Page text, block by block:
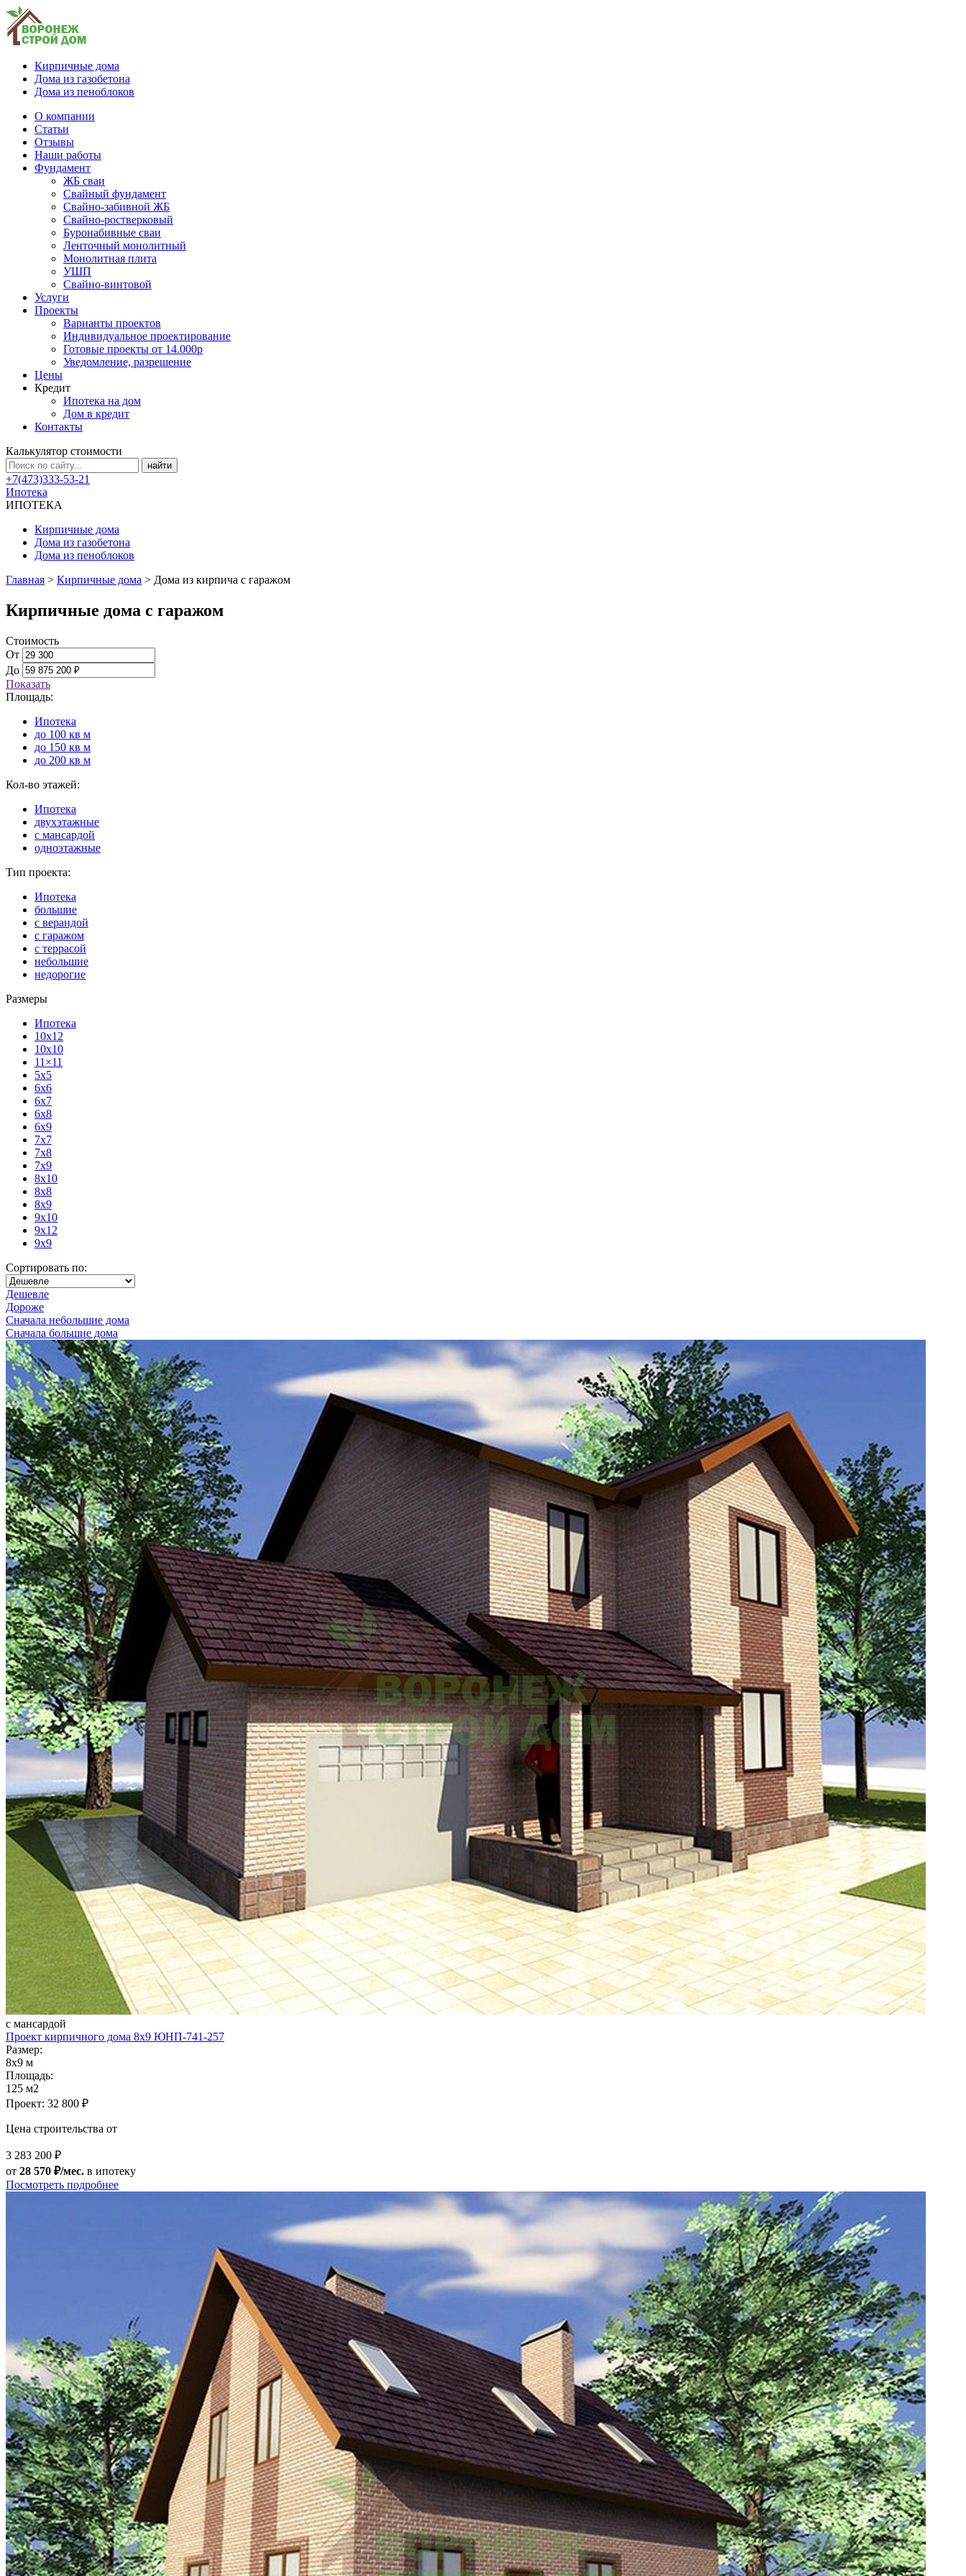
Кирпичные дома
Дома из газобетона
Дома из пеноблоков
О компании
Статьи
Отзывы
Наши работы
Фундамент
ЖБ сваи
Свайный фундамент
Свайно-забивной ЖБ
Свайно-ростверковый
Буронабивные сваи
Ленточный монолитный
Монолитная плита
УШП
Свайно-винтовой
Услуги
Проекты
Варианты проектов
Индивидуальное проектирование
Готовые проекты от 14.000р
Уведомление, разрешение
Цены
Кредит
Ипотека на дом
Дом в кредит
Контакты
Калькулятор стоимости
+7(473)333-53-21
Ипотека
ИПОТЕКА
Кирпичные дома
Дома из газобетона
Дома из пеноблоков
Главная > Кирпичные дома > Дома из кирпича с гаражом
Кирпичные дома с гаражом
Стоимость
От
До
Показать
Площадь:
Ипотека
до 100 кв м
до 150 кв м
до 200 кв м
Кол-во этажей:
Ипотека
двухэтажные
с мансардой
одноэтажные
Тип проекта:
Ипотека
большие
с верандой
с гаражом
с террасой
небольшие
недорогие
Размеры
Ипотека
10x12
10x10
11×11
5x5
6x6
6x7
6x8
6x9
7x7
7x8
7x9
8x10
8x8
8x9
9x10
9x12
9x9
Сортировать по:
Дешевле
Дороже
Сначала небольшие дома
Сначала большие дома
с мансардой
Проект кирпичного дома 8х9 ЮНП-741-257
Размер:
8x9 м
Площадь:
125 м2
Проект: 32 800 ₽
Цена строительства от
3 283 200 ₽
от 28 570 ₽/мес. в ипотеку
Посмотреть подробнее